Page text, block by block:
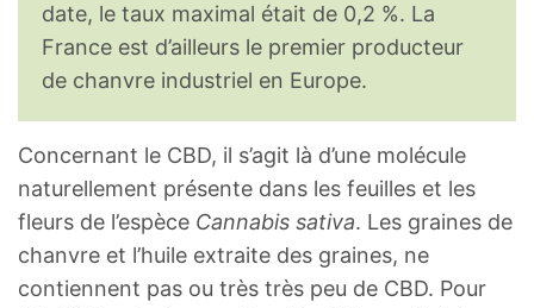
date, le taux maximal était de 0,2 %. La
France est d’ailleurs le premier producteur
de chanvre industriel en Europe.
Concernant le CBD, il s’agit là d’une molécule
naturellement présente dans les feuilles et les
fleurs de l’espèce Cannabis sativa. Les graines de
chanvre et l’huile extraite des graines, ne
contiennent pas ou très très peu de CBD. Pour